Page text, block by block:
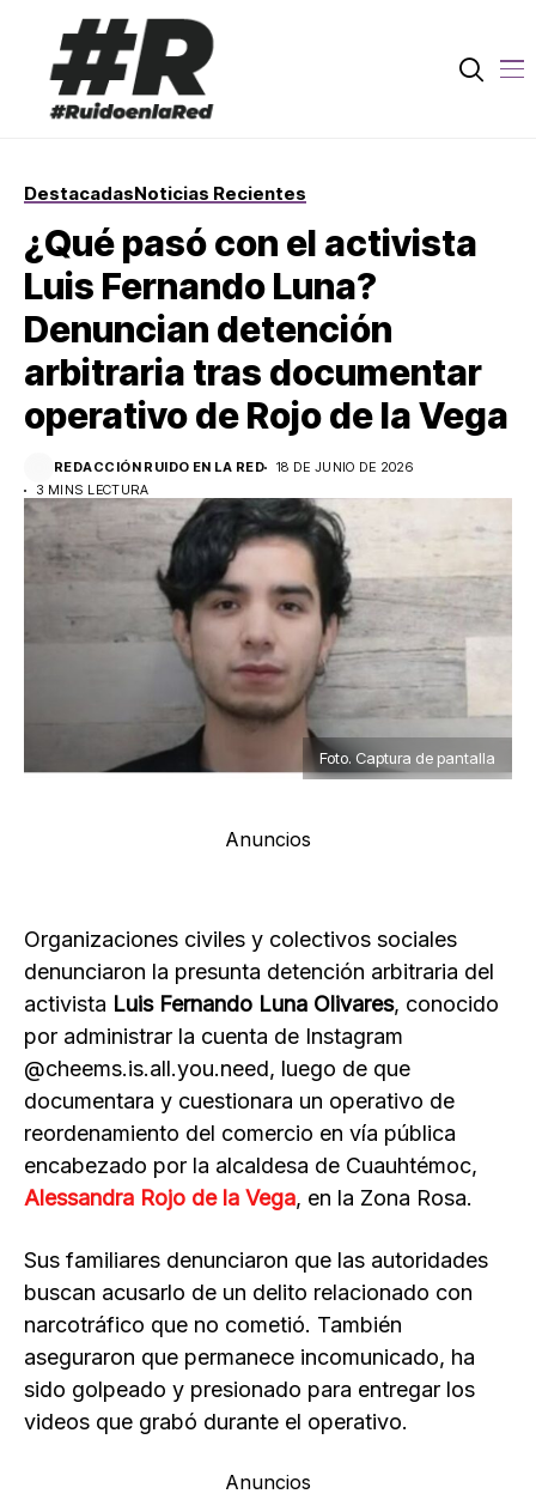
DestacadasNoticias Recientes
¿Qué pasó con el activista
Luis Fernando Luna?
Denuncian detención
arbitraria tras documentar
operativo de Rojo de la Vega
REDACCIÓN RUIDO EN LA RED
18 DE JUNIO DE 2026
3 MINS LECTURA
Foto. Captura de pantalla
Anuncios
Organizaciones civiles y colectivos sociales
denunciaron la presunta detención arbitraria del
activista Luis Fernando Luna Olivares, conocido
por administrar la cuenta de Instagram
@cheems.is.all.you.need, luego de que
documentara y cuestionara un operativo de
reordenamiento del comercio en vía pública
encabezado por la alcaldesa de Cuauhtémoc,
Alessandra Rojo de la Vega, en la Zona Rosa.
Sus familiares denunciaron que las autoridades
buscan acusarlo de un delito relacionado con
narcotráfico que no cometió. También
aseguraron que permanece incomunicado, ha
sido golpeado y presionado para entregar los
videos que grabó durante el operativo.
Anuncios